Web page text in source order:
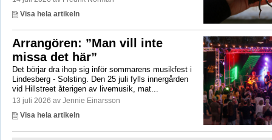
Visa hela artikeln
Arrangören: ”Man vill inte
missa det här”
Det börjar dra ihop sig inför sommarens musikfest i
Lindesberg - Solsting. Den 25 juli fylls innergården
vid Hillstreet återigen av livemusik, mat...
13 juli 2026 av Jennie Einarsson
Visa hela artikeln